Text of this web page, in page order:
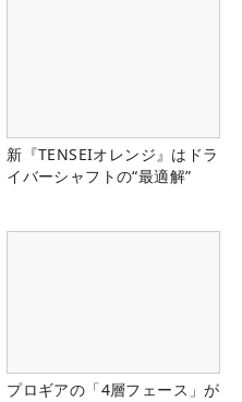
新『TENSEIオレンジ』はドラ
イバーシャフトの“最適解”
プロギアの「4層フェース」が